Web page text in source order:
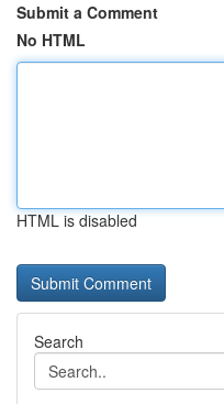
Submit a Comment
No HTML
HTML is disabled
Search